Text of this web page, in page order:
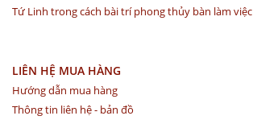
Tứ Linh trong cách bài trí phong thủy bàn làm việc
LIÊN HỆ MUA HÀNG
Hướng dẫn mua hàng
Thông tin liên hệ - bản đồ